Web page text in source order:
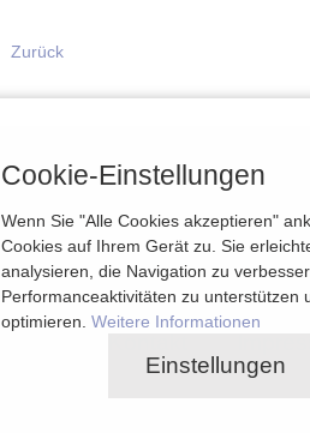
Zurück
Cookie-Einstellungen
Wenn Sie "Alle Cookies akzeptieren"
Cookies auf Ihrem Gerät zu. Sie
analysieren, die Navigation zu
Performanceaktivitäten zu unterstützen
optimieren. Weitere Informationen
Einstellungen